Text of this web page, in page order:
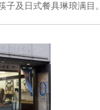
子及日式餐具琳琅满目。